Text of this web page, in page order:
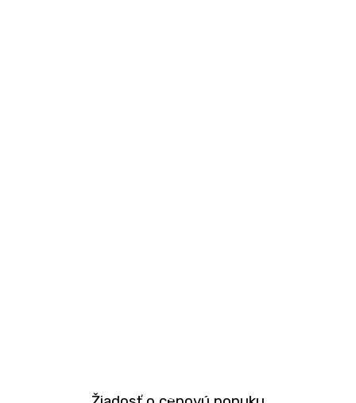
technológie